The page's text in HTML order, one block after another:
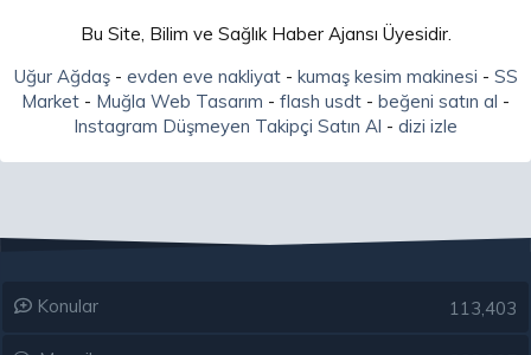
Bu Site, Bilim ve Sağlık Haber Ajansı Üyesidir.
Uğur Ağdaş- evden eve nakliyat- kumaş kesim makinesi - SS
Market - Muğla Web Tasarım - flash usdt - beğeni satın al -
Instagram Düşmeyen Takipçi Satın Al - dizi izle
Konular 113,403